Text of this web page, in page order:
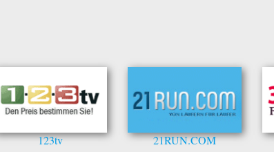
123tv 21RUN.COM